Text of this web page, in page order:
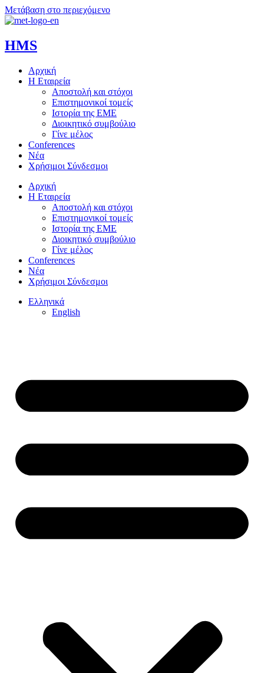
Μετάβαση στο περιεχόμενο
HMS
Αρχική
Η Εταιρεία
Αποστολή και στόχοι
Επιστημονικοί τομείς
Ιστορία της ΕΜΕ
Διοικητικό συμβούλιο
Γίνε μέλος
Conferences
Νέα
Χρήσιμοι Σύνδεσμοι
Αρχική
Η Εταιρεία
Αποστολή και στόχοι
Επιστημονικοί τομείς
Ιστορία της ΕΜΕ
Διοικητικό συμβούλιο
Γίνε μέλος
Conferences
Νέα
Χρήσιμοι Σύνδεσμοι
Ελληνικά
English